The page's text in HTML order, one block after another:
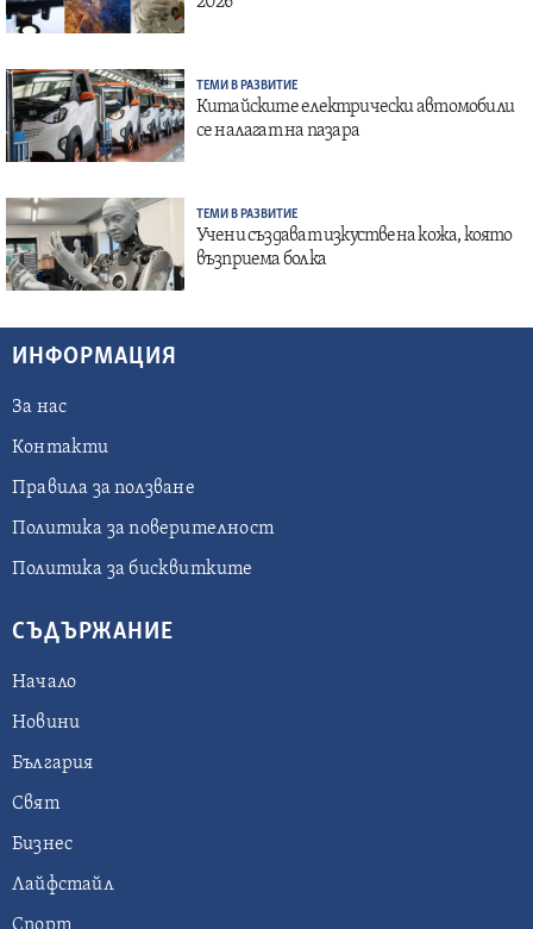
ТЕМИ В РАЗВИТИЕ
Китайските електрически автомобили
се налагат на пазара
ТЕМИ В РАЗВИТИЕ
Учени създават изкуствена кожа, която
възприема болка
ИНФОРМАЦИЯ
За нас
Контакти
Правила за ползване
Политика за поверителност
Политика за бисквитките
СЪДЪРЖАНИЕ
Начало
Новини
България
Свят
Бизнес
Лайфстайл